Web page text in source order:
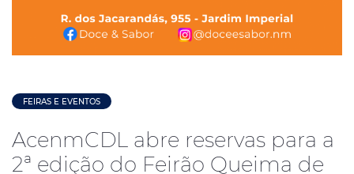
FEIRAS E EVENTOS
AcenmCDL abre reservas para a
2ª edição do Feirão Queima de